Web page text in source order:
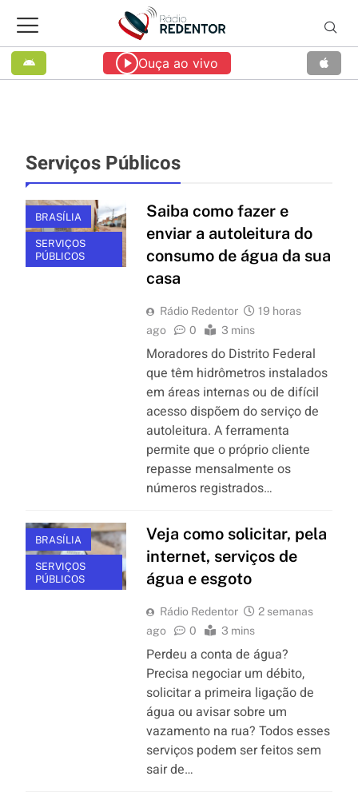
Ouça ao vivo
Serviços Públicos
BRASÍLIA
SERVIÇOS
PÚBLICOS
Saiba como fazer e
enviar a autoleitura do
consumo de água da sua
casa
Rádio Redentor
19 horas
ago
0 3 mins
Moradores do Distrito Federal
que têm hidrômetros instalados
em áreas internas ou de difícil
acesso dispõem do serviço de
autoleitura. A ferramenta
permite que o próprio cliente
repasse mensalmente os
números registrados…
BRASÍLIA
SERVIÇOS
PÚBLICOS
Veja como solicitar, pela
internet, serviços de
água e esgoto
Rádio Redentor
2 semanas
ago
0 3 mins
Perdeu a conta de água?
Precisa negociar um débito,
solicitar a primeira ligação de
água ou avisar sobre um
vazamento na rua? Todos esses
serviços podem ser feitos sem
sair de…